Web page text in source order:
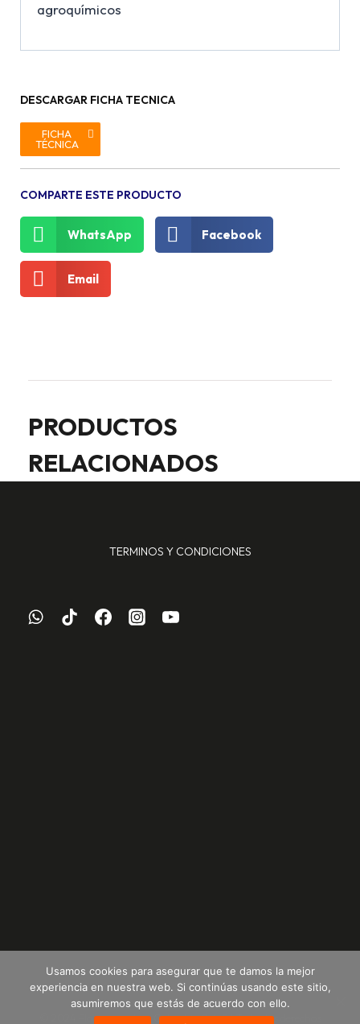
agroquímicos
DESCARGAR FICHA TECNICA
FICHA
TÉCNICA
COMPARTE ESTE PRODUCTO
WhatsApp Facebook
Email
PRODUCTOS
RELACIONADOS
TERMINOS Y CONDICIONES
© 2024 Plastempack de Colombia S.A.S | Todos los derechos
Usamos cookies para asegurar que te damos la mejor
experiencia en nuestra web. Si continúas usando este sitio,
asumiremos que estás de acuerdo con ello.